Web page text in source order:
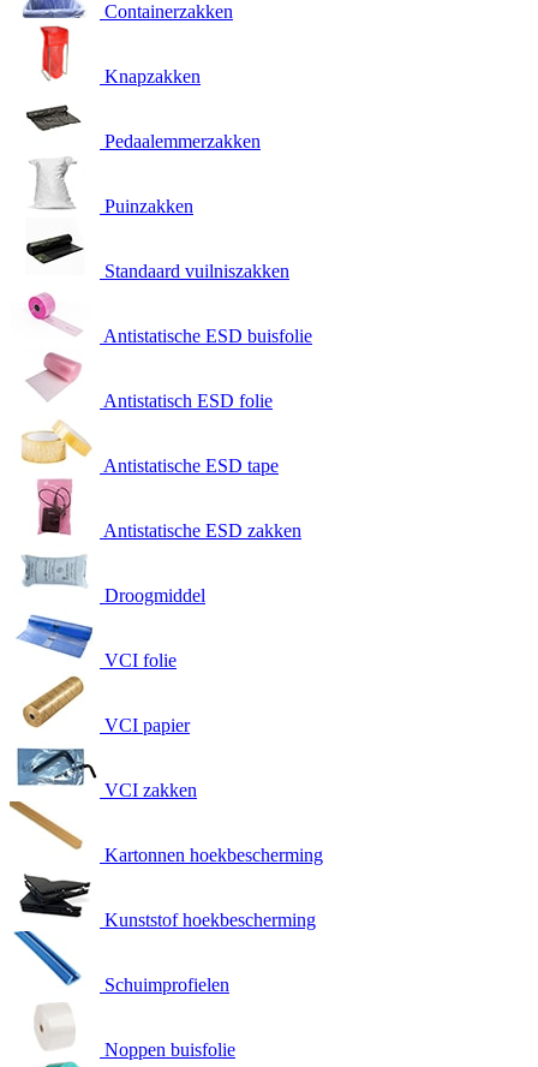
Containerzakken
Knapzakken
Pedaalemmerzakken
Puinzakken
Standaard vuilniszakken
Antistatische ESD buisfolie
Antistatisch ESD folie
Antistatische ESD tape
Antistatische ESD zakken
Droogmiddel
VCI folie
VCI papier
VCI zakken
Kartonnen hoekbescherming
Kunststof hoekbescherming
Schuimprofielen
Noppen buisfolie